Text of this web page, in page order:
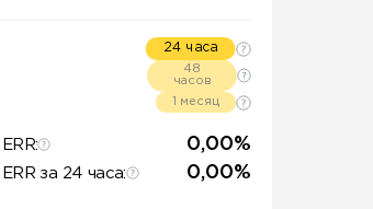
24 часа
48
часов
1 месяц
ERR: 0,00%
ERR за 24 часа: 0,00%